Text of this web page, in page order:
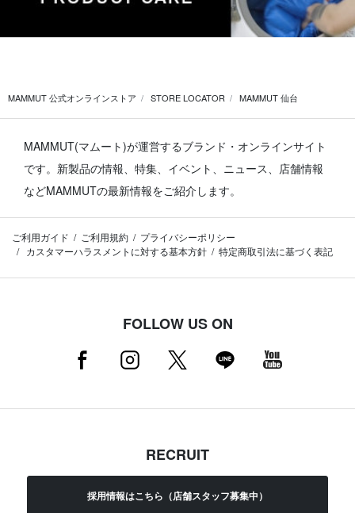
MAMMUT 公式オンラインストア STORE LOCATOR MAMMUT 仙台
MAMMUT(マムート)が運営するブランド・オンラインサイト
です。 新製品の情報、特集、イベント、ニュース、店舗情報
などMAMMUTの最新情報をご紹介します。
ご利用ガイド ご利用規約
プライバシーポリシー
カスタマーハラスメントに対する基本方針
特定商取引法に基づく表記
FOLLOW US ON
RECRUIT
採用情報はこちら（店舗スタッフ募集中）